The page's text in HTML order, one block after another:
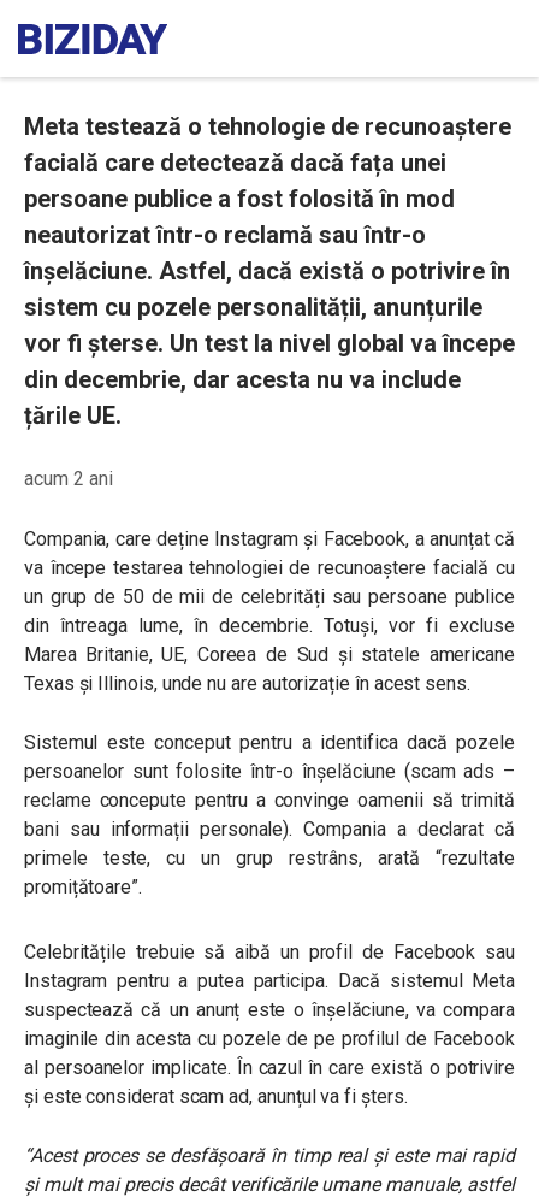
Meta testează o tehnologie de recunoaștere
facială care detectează dacă fața unei
persoane publice a fost folosită în mod
neautorizat într-o reclamă sau într-o
înșelăciune. Astfel, dacă există o potrivire în
sistem cu pozele personalității, anunțurile
vor fi șterse. Un test la nivel global va începe
din decembrie, dar acesta nu va include
țările UE.
acum 2 ani
Compania, care deține Instagram și Facebook, a anunțat că
va începe testarea tehnologiei de recunoaștere facială cu
un grup de 50 de mii de celebrități sau persoane publice
din întreaga lume, în decembrie. Totuși, vor fi excluse
Marea Britanie, UE, Coreea de Sud și statele americane
Texas și Illinois, unde nu are autorizație în acest sens.
Sistemul este conceput pentru a identifica dacă pozele
persoanelor sunt folosite într-o înșelăciune (scam ads –
reclame concepute pentru a convinge oamenii să trimită
bani sau informații personale). Compania a declarat că
primele teste, cu un grup restrâns, arată “rezultate
promițătoare”.
Celebritățile trebuie să aibă un profil de Facebook sau
Instagram pentru a putea participa. Dacă sistemul Meta
suspectează că un anunț este o înșelăciune, va compara
imaginile din acesta cu pozele de pe profilul de Facebook
al persoanelor implicate. În cazul în care există o potrivire
și este considerat scam ad, anunțul va fi șters.
“Acest proces se desfășoară în timp real și este mai rapid
și mult mai precis decât verificările umane manuale, astfel